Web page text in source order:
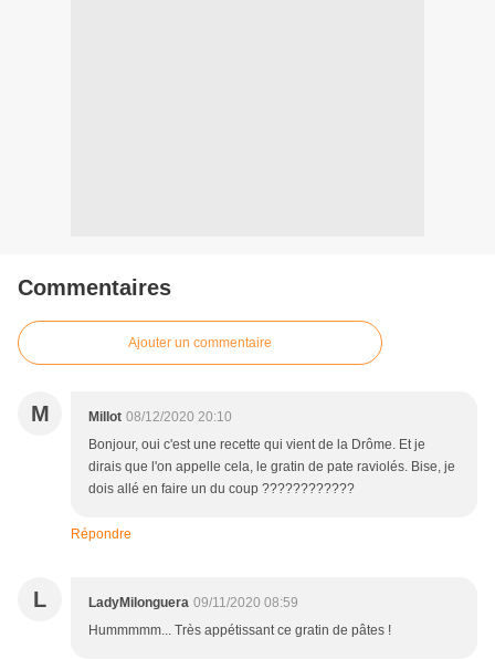
Commentaires
Ajouter un commentaire
M Millot 08/12/2020 20:10
Bonjour, oui c'est une recette qui vient de la Drôme. Et je
dirais que l'on appelle cela, le gratin de pate raviolés. Bise, je
dois allé en faire un du coup ????????????
Répondre
L LadyMilonguera 09/11/2020 08:59
Hummmmm... Très appétissant ce gratin de pâtes !